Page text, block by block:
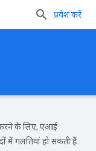
प्रवेश करें
करने के लिए, एआई
में गलतियां हो सकती हैं.